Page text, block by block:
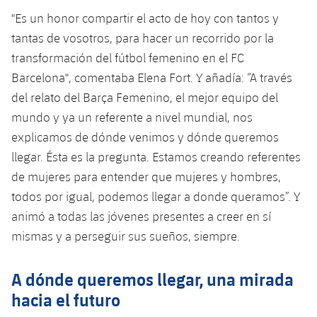
Fotos
Historia
Palmarés
Clasificaciones
Juvenil
Infantil
Alevín
Noticias
Atletismo
Actualidad
Masculino
Femenino
Baloncesto en silla de ruedas
Actualidad
Jugadores
Calendario
Resultados
Clasificaciones
Hockey sobre hielo
Actualidad
Jugadores
Calendario
Resultados
Clasificaciones
Hockey hierba
Noticias
Hockey Hierba Masculino
Patinaje artístico
Actualidad
Agenda
Escuela de Patinaje
Actualidad
Voleibol
plusicon
más
"Es un honor compartir el acto de hoy con tantos y
tantas de vosotros, para hacer un recorrido por la
transformación del fútbol femenino en el FC
Barcelona", comentaba Elena Fort. Y añadía: “A través
del relato del Barça Femenino, el mejor equipo del
mundo y ya un referente a nivel mundial, nos
explicamos de dónde venimos y dónde queremos
llegar. Ésta es la pregunta. Estamos creando referentes
de mujeres para entender que mujeres y hombres,
todos por igual, podemos llegar a donde queramos”. Y
animó a todas las jóvenes presentes a creer en sí
mismas y a perseguir sus sueños, siempre.
A dónde queremos llegar, una mirada
hacia el futuro